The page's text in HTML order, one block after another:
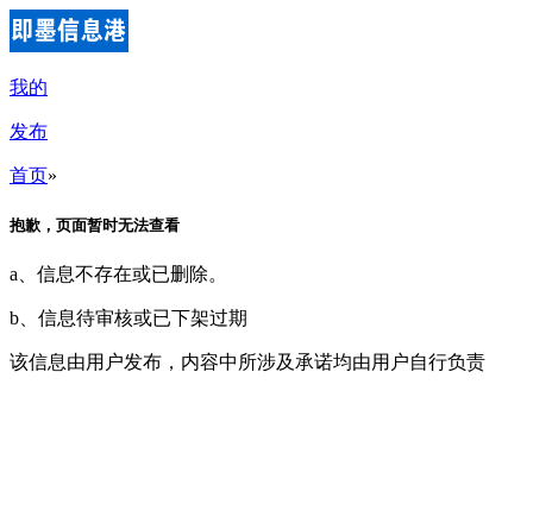
我的
发布
首页»
抱歉，页面暂时无法查看
a、信息不存在或已删除。
b、信息待审核或已下架过期
该信息由用户发布，内容中所涉及承诺均由用户自行负责